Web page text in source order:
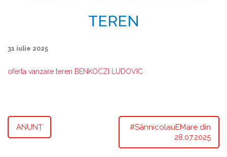
TEREN
31 iulie 2025
oferta vanzare teren BENKOCZI LUDOVIC
ANUNȚ
#SânnicolauEMare din
28.07.2025